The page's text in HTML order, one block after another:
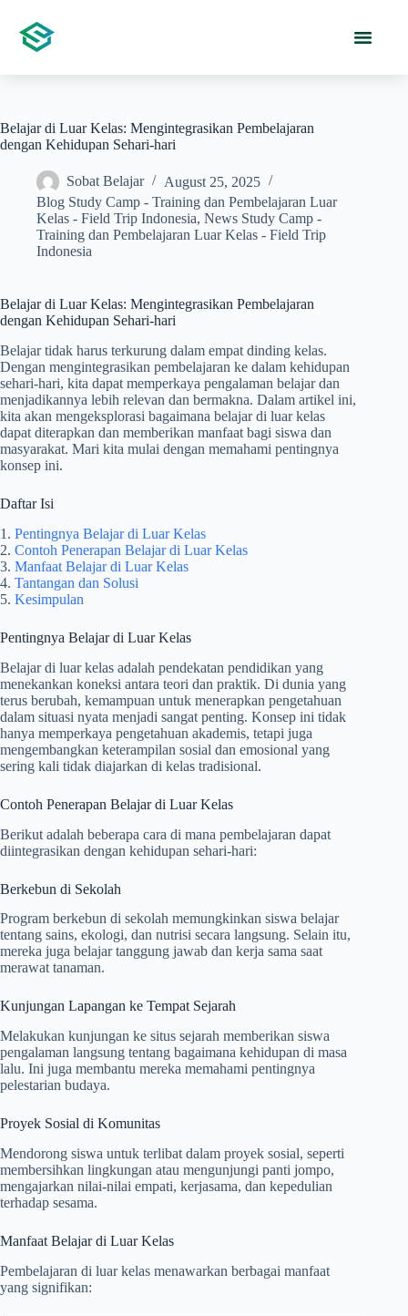
Belajar di Luar Kelas: Mengintegrasikan Pembelajaran
dengan Kehidupan Sehari-hari
Sobat Belajar
August 25, 2025
Blog Study Camp - Training dan Pembelajaran Luar
Kelas - Field Trip Indonesia, News Study Camp -
Training dan Pembelajaran Luar Kelas - Field Trip
Indonesia
Belajar di Luar Kelas: Mengintegrasikan Pembelajaran
dengan Kehidupan Sehari-hari
Belajar tidak harus terkurung dalam empat dinding kelas.
Dengan mengintegrasikan pembelajaran ke dalam kehidupan
sehari-hari, kita dapat memperkaya pengalaman belajar dan
menjadikannya lebih relevan dan bermakna. Dalam artikel ini,
kita akan mengeksplorasi bagaimana belajar di luar kelas
dapat diterapkan dan memberikan manfaat bagi siswa dan
masyarakat. Mari kita mulai dengan memahami pentingnya
konsep ini.
Daftar Isi
1. Pentingnya Belajar di Luar Kelas
2. Contoh Penerapan Belajar di Luar Kelas
3. Manfaat Belajar di Luar Kelas
4. Tantangan dan Solusi
5. Kesimpulan
Pentingnya Belajar di Luar Kelas
Belajar di luar kelas adalah pendekatan pendidikan yang
menekankan koneksi antara teori dan praktik. Di dunia yang
terus berubah, kemampuan untuk menerapkan pengetahuan
dalam situasi nyata menjadi sangat penting. Konsep ini tidak
hanya memperkaya pengetahuan akademis, tetapi juga
mengembangkan keterampilan sosial dan emosional yang
sering kali tidak diajarkan di kelas tradisional.
Contoh Penerapan Belajar di Luar Kelas
Berikut adalah beberapa cara di mana pembelajaran dapat
diintegrasikan dengan kehidupan sehari-hari:
Berkebun di Sekolah
Program berkebun di sekolah memungkinkan siswa belajar
tentang sains, ekologi, dan nutrisi secara langsung. Selain itu,
mereka juga belajar tanggung jawab dan kerja sama saat
merawat tanaman.
Kunjungan Lapangan ke Tempat Sejarah
Melakukan kunjungan ke situs sejarah memberikan siswa
pengalaman langsung tentang bagaimana kehidupan di masa
lalu. Ini juga membantu mereka memahami pentingnya
pelestarian budaya.
Proyek Sosial di Komunitas
Mendorong siswa untuk terlibat dalam proyek sosial, seperti
membersihkan lingkungan atau mengunjungi panti jompo,
mengajarkan nilai-nilai empati, kerjasama, dan kepedulian
terhadap sesama.
Manfaat Belajar di Luar Kelas
Pembelajaran di luar kelas menawarkan berbagai manfaat
yang signifikan: